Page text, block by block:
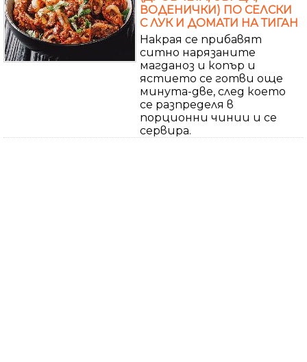
ВОДЕНИЧКИ) ПО СЕЛСКИ
С ЛУК И ДОМАТИ НА ТИГАН
Накрая се прибавят
ситно нарязаните
магданоз и копър и
ястието се готви още
минута-две, след което
се разпределя в
порционни чинии и се
сервира.